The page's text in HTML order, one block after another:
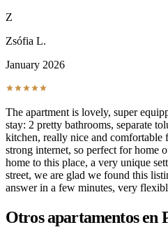
Z
Zsófia L.
January 2026
The apartment is lovely, super
stay: 2 pretty bathrooms, separate
kitchen, really nice and comfortable
strong internet, so perfect for home
home to this place, a very unique
street, we are glad we found this
answer in a few minutes, very
Otros apartamentos en